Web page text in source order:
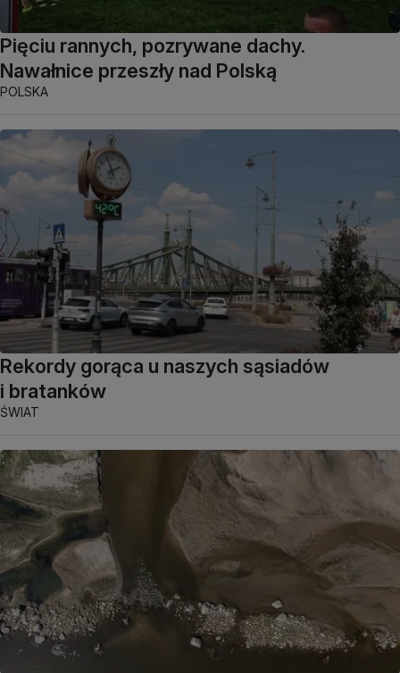
Pięciu rannych, pozrywane dachy.
Nawałnice przeszły nad Polską
POLSKA
Rekordy gorąca u naszych sąsiadów
i bratanków
ŚWIAT